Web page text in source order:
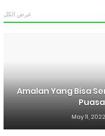
عرض الكل
Amalan Yang Bisa
May 11, 2022